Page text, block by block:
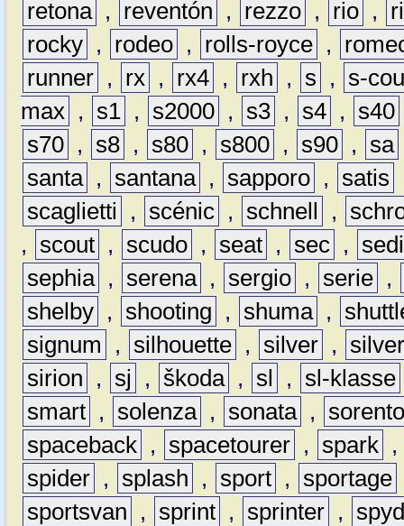
retona , reventón , rezzo , rio ,
rocky , rodeo , rolls-royce ,
runner , rx , rx4 , rxh , s ,
s-
max , s1 , s2000 , s3 , s4 , s40
s70 , s8 , s80 , s800 , s90 , sa
santa , santana , sapporo , satis
scaglietti
, scénic , schnell ,
,
scout , scudo , seat , sec ,
sephia , serena , sergio , serie ,
shelby , shooting , shuma ,
signum
, silhouette , silver ,
sirion
, sj , škoda , sl , sl-klasse
smart , solenza , sonata ,
spaceback , spacetourer , spark ,
spider , splash , sport , sportage
sportsvan
, sprint , sprinter ,